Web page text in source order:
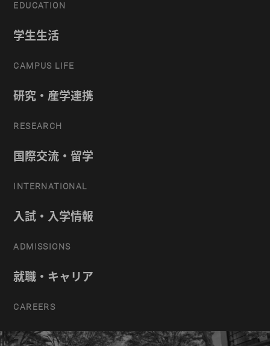
EDUCATION
学生生活
CAMPUS LIFE
研究・産学連携
RESEARCH
国際交流・留学
INTERNATIONAL
入試・入学情報
ADMISSIONS
就職・キャリア
CAREERS